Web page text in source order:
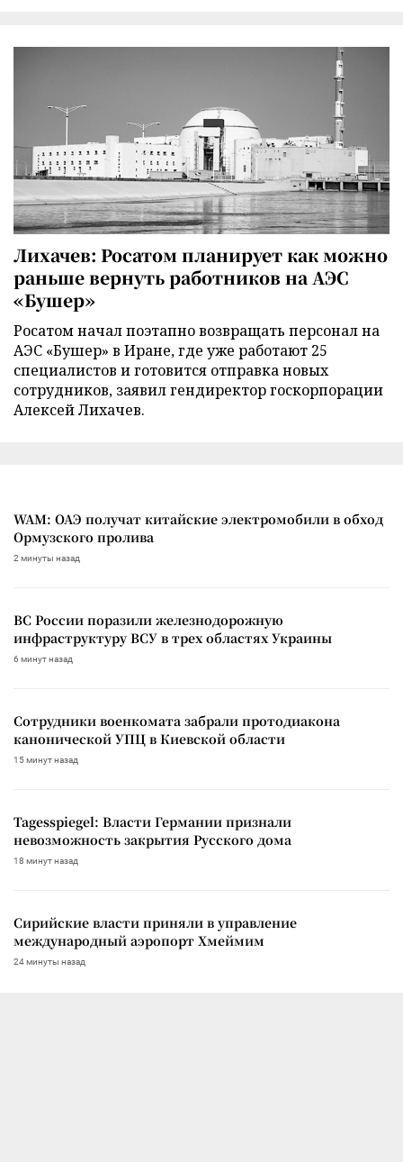
Лихачев: Росатом планирует как можно
раньше вернуть работников на АЭС
«Бушер»
Росатом начал поэтапно возвращать персонал на
АЭС «Бушер» в Иране, где уже работают 25
специалистов и готовится отправка новых
сотрудников, заявил гендиректор госкорпорации
Алексей Лихачев.
WAM: ОАЭ получат китайские электромобили в обход
Ормузского пролива
2 минуты назад
ВС России поразили железнодорожную
инфраструктуру ВСУ в трех областях Украины
6 минут назад
Сотрудники военкомата забрали протодиакона
канонической УПЦ в Киевской области
15 минут назад
Tagesspiegel: Власти Германии признали
невозможность закрытия Русского дома
18 минут назад
Сирийские власти приняли в управление
международный аэропорт Хмеймим
24 минуты назад